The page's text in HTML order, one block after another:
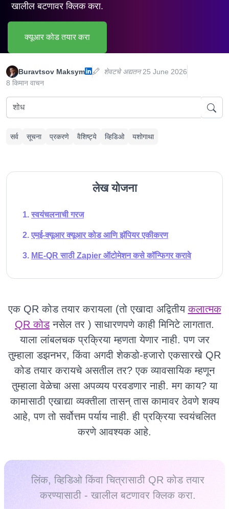
खालील बटणावर क्लिक करा.
क्यूआर कोड तयार करा
Buravtsov Maksym शेवटचे अद्यतन25 June 2026
8 किमान वाचन
सर्व सूचना प्रकरणे वैशिष्ट्ये व्हिडिओ यशोगाथा
लेख योजना
स्वयंचलनाची गरज
एमई-क्यूआर क्यूआर कोड आणि झॅपियर एकीकरण
ME-QR साठी Zapier ऑटोमेशन कसे कॉन्फिगर करावे
एक QR कोड तयार करायला (तो एखादा अद्वितीयकलात्मक
QR कोडनसेल तर ) साधारणपणे काही मिनिटे लागतात.
याला लांबलचक प्रक्रिया म्हणता येणार नाही. पण जर
तुम्हाला डझनभर, किंवा अगदी शेकडो-हजारो एकसारखे QR
कोड तयार करायचे असतील तर? एक व्यावसायिक म्हणून
तुम्हाला वेळेचा असा अपव्यय परवडणार नाही. मग काय? या
कामासाठी एखाद्या व्यक्तीला तासन् तास कामावर ठेवणे शक्य
आहे, पण तो सर्वोत्तम पर्याय नाही. ही प्रक्रिया स्वयंचलित
करणे आवश्यक आहे.
लिंक, व्हिडिओ किंवा चित्रासाठी QR कोड तयार
करण्यासाठी - खालील बटणावर क्लिक करा.